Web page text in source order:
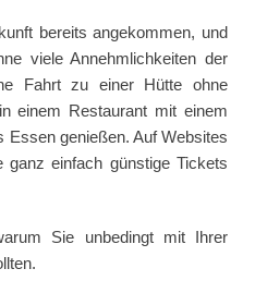
bereits angekommen, und
viele Annehmlichkeiten der
Fahrt zu einer Hütte ohne
einem Restaurant mit einem
Essen genießen. Auf Websites
ganz einfach günstige Tickets
Sie unbedingt mit Ihrer